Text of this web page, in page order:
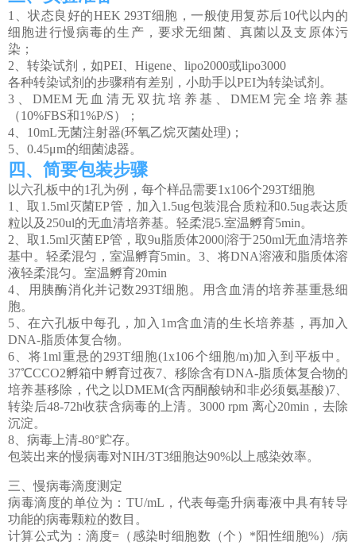
1、状态良好的HEK 293T细胞，一般使用复苏后10代以内的
细胞进行慢病毒的生产，要求无细菌、真菌以及支原体污
染；
2、转染试剂，如PEI、Higene、lipo2000或lipo3000
各种转染试剂的步骤稍有差别，小助手以PEI为转染试剂。
3、DMEM无血清无双抗培养基、DMEM完全培养基
（10%FBS和1%P/S）；
4、10mL无菌注射器(环氧乙烷灭菌处理)；
5、0.45μm的细菌滤器。
四、简要包装步骤
以六孔板中的1孔为例，每个样品需要1x106个293T细胞
1、取1.5ml灭菌EP管，加入1.5ug包装混合质粒和0.5ug表达质
粒以及250ul的无血清培养基。轻柔混5.室温孵育5min。
2、取1.5ml灭菌EP管，取9u脂质体2000|溶于250ml无血清培养
基中。轻柔混匀，室温孵育5min。3、将DNA溶液和脂质体溶
液轻柔混匀。室温孵育20min
4、用胰酶消化并记数293T细胞。用含血清的培养基重悬细
胞。
5、在六孔板中每孔，加入1m含血清的生长培养基，再加入
DNA-脂质体复合物。
6、将1ml重悬的293T细胞(1x106个细胞/m)加入到平板中。
37℃CCO2孵箱中孵育过夜7、移除含有DNA-脂质体复合物的
培养基移除，代之以DMEM(含丙酮酸钠和非必须氨基酸)7、
转染后48-72h收获含病毒的上清。3000 rpm 离心20min，去除
沉淀。
8、病毒上清-80°贮存。
包装出来的慢病毒对NIH/3T3细胞达90%以上感染效率。
三、慢病毒滴度测定
病毒滴度的单位为：TU/mL，代表每毫升病毒液中具有转导
功能的病毒颗粒的数目。
计算公式为：滴度=（感染时细胞数（个）*阳性细胞%）/病